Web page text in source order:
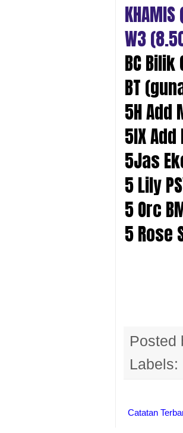
W3
BC
BT
5H Add
5IX
5Jas
5 Lily
5 Orc
5 Rose
Labels:
Catatan